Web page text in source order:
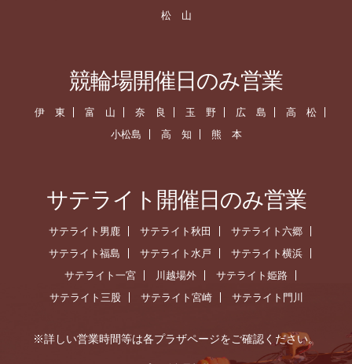
松 山
競輪場開催日のみ営業
伊 東 富 山 奈 良 玉 野 広 島
高 松
小松島
高 知 熊 本
サテライト開催日のみ営業
サテライト男鹿 サテライト秋田
サテライト六郷
サテライト福島
サテライト水戸
サテライト横浜
サテライト一宮
川越場外
サテライト姫路
サテライト三股
サテライト宮崎 サテライト門川
※詳しい営業時間等は各プラザページをご確認ください。